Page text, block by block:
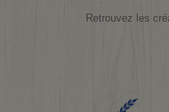
Retrouvez les